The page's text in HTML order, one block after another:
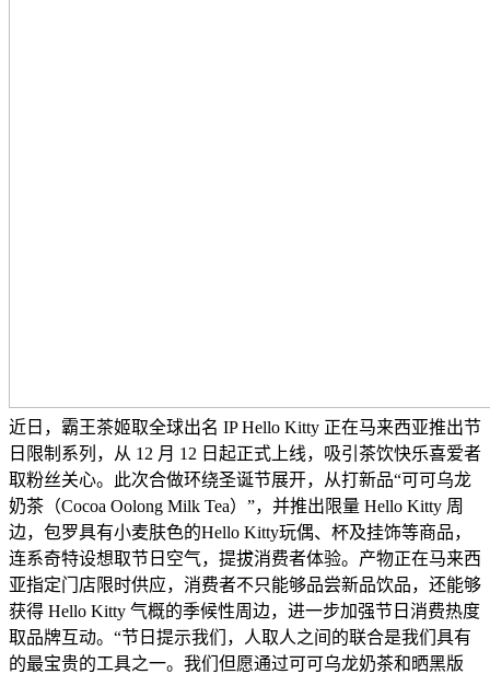
近日，霸王茶姬取全球出名 IP Hello Kitty 正在马来西亚推出节
日限制系列，从 12 月 12 日起正式上线，吸引茶饮快乐喜爱者
取粉丝关心。此次合做环绕圣诞节展开，从打新品“可可乌龙
奶茶（Cocoa Oolong Milk Tea）”，并推出限量 Hello Kitty 周
边，包罗具有小麦肤色的Hello Kitty玩偶、杯及挂饰等商品，
连系奇特设想取节日空气，提拔消费者体验。产物正在马来西
亚指定门店限时供应，消费者不只能够品尝新品饮品，还能够
获得 Hello Kitty 气概的季候性周边，进一步加强节日消费热度
取品牌互动。“节日提示我们，人取人之间的联合是我们具有
的最宝贵的工具之一。我们但愿通过可可乌龙奶茶和晒黑版